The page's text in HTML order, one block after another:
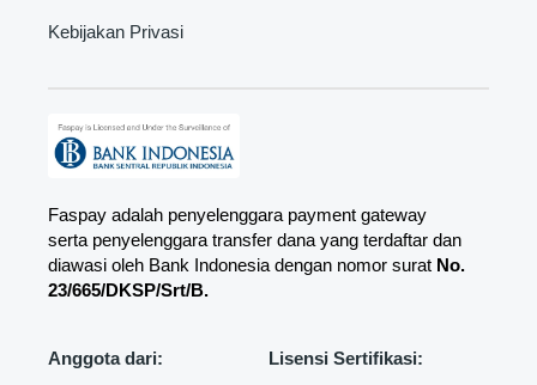
Kebijakan Privasi
Faspay adalah penyelenggara payment gateway
serta penyelenggara transfer dana yang terdaftar dan
diawasi oleh Bank Indonesia dengan nomor surat No.
23/665/DKSP/Srt/B.
Anggota dari: Lisensi Sertifikasi: